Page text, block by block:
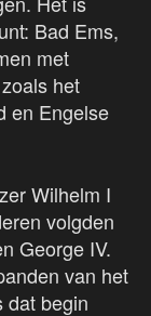
Bad Ems,
met
het
en Engelse
Wilhelm I
volgden
George IV.
van het
dat begin